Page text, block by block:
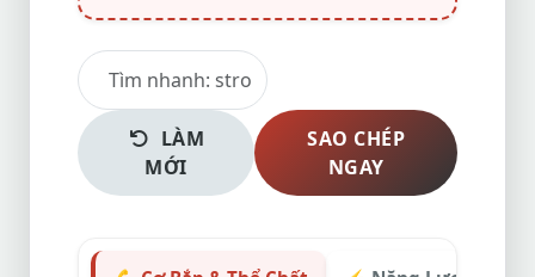
LÀM
MỚI
SAO CHÉP
NGAY